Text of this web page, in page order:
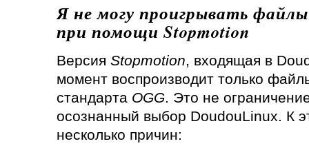
Я не могу проигрывать
при помощи Stopmotion
Версия Stopmotion, входящая в
момент воспроизводит только
стандарта OGG. Это не
осознанный выбор DoudouLinux. К
несколько причин: